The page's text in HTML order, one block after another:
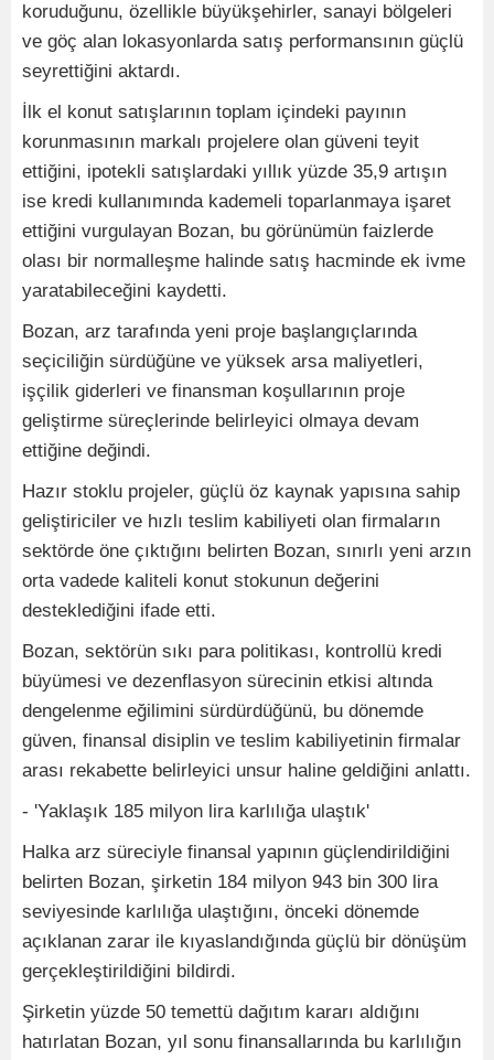
koruduğunu, özellikle büyükşehirler, sanayi bölgeleri
ve göç alan lokasyonlarda satış performansının güçlü
seyrettiğini aktardı.
İlk el konut satışlarının toplam içindeki payının
korunmasının markalı projelere olan güveni teyit
ettiğini, ipotekli satışlardaki yıllık yüzde 35,9 artışın
ise kredi kullanımında kademeli toparlanmaya işaret
ettiğini vurgulayan Bozan, bu görünümün faizlerde
olası bir normalleşme halinde satış hacminde ek ivme
yaratabileceğini kaydetti.
Bozan, arz tarafında yeni proje başlangıçlarında
seçiciliğin sürdüğüne ve yüksek arsa maliyetleri,
işçilik giderleri ve finansman koşullarının proje
geliştirme süreçlerinde belirleyici olmaya devam
ettiğine değindi.
Hazır stoklu projeler, güçlü öz kaynak yapısına sahip
geliştiriciler ve hızlı teslim kabiliyeti olan firmaların
sektörde öne çıktığını belirten Bozan, sınırlı yeni arzın
orta vadede kaliteli konut stokunun değerini
desteklediğini ifade etti.
Bozan, sektörün sıkı para politikası, kontrollü kredi
büyümesi ve dezenflasyon sürecinin etkisi altında
dengelenme eğilimini sürdürdüğünü, bu dönemde
güven, finansal disiplin ve teslim kabiliyetinin firmalar
arası rekabette belirleyici unsur haline geldiğini anlattı.
- 'Yaklaşık 185 milyon lira karlılığa ulaştık'
Halka arz süreciyle finansal yapının güçlendirildiğini
belirten Bozan, şirketin 184 milyon 943 bin 300 lira
seviyesinde karlılığa ulaştığını, önceki dönemde
açıklanan zarar ile kıyaslandığında güçlü bir dönüşüm
gerçekleştirildiğini bildirdi.
Şirketin yüzde 50 temettü dağıtım kararı aldığını
hatırlatan Bozan, yıl sonu finansallarında bu karlılığın